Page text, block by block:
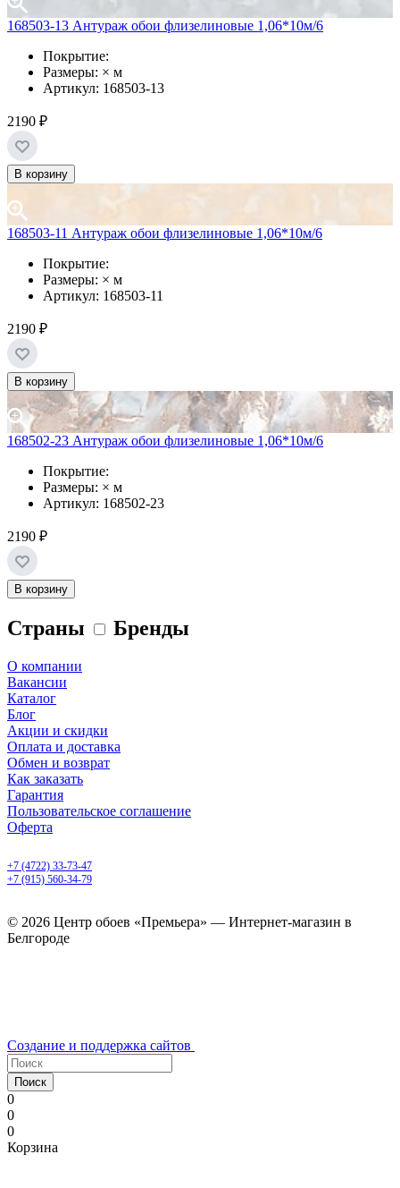
168503-13 Антураж обои флизелиновые 1,06*10м/6
Покрытие:
Размеры: × м
Артикул: 168503-13
2190 ₽
В корзину
168503-11 Антураж обои флизелиновые 1,06*10м/6
Покрытие:
Размеры: × м
Артикул: 168503-11
2190 ₽
В корзину
168502-23 Антураж обои флизелиновые 1,06*10м/6
Покрытие:
Размеры: × м
Артикул: 168502-23
2190 ₽
В корзину
Страны Бренды
О компании
Вакансии
Каталог
Блог
Акции и скидки
Оплата и доставка
Обмен и возврат
Как заказать
Гарантия
Пользовательское соглашение
Оферта
+7 (4722) 33-73-47
+7 (915) 560-34-79
© 2026 Центр обоев «Премьера» — Интернет-магазин в
Белгороде
Создание и поддержка сайтов
Поиск
0
0
0
Корзина